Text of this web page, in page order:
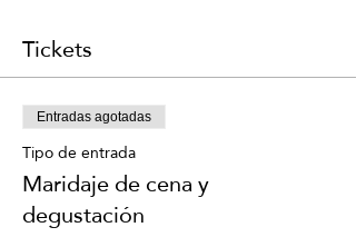
Tickets
Entradas agotadas
Tipo de entrada
Maridaje de cena y
degustación